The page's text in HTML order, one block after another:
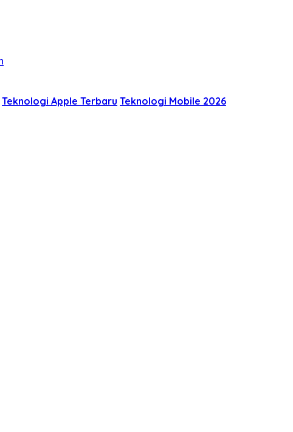
Teknologi Apple Terbaru Teknologi Mobile 2026